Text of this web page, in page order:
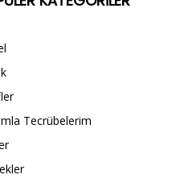
Tecrübelerim